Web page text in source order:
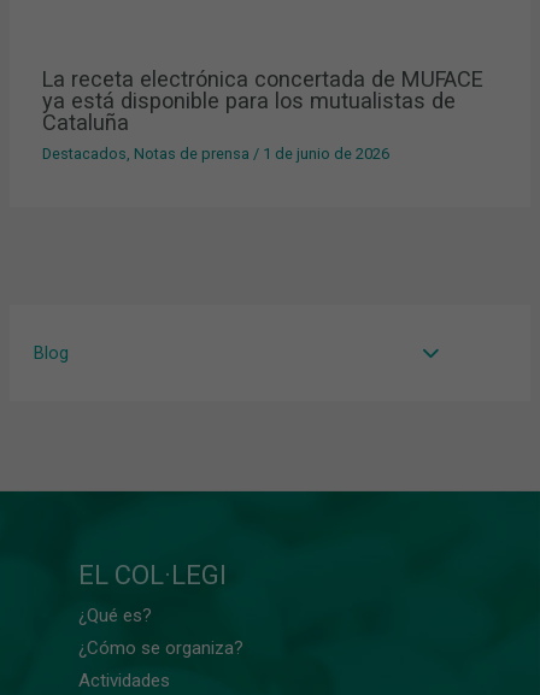
Blog
La receta electrónica concertada de MUFACE
ya está disponible para los mutualistas de
Cataluña
Destacados Notas de prensa / 1 de junio de 2026
EL COL·LEGI
¿Qué es?
¿Cómo se organiza?
Actividades